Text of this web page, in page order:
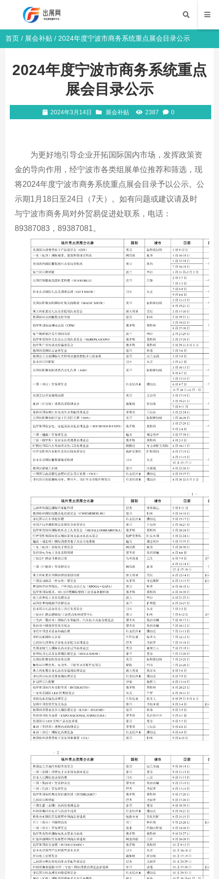
首页 / 展会补贴 / 2024年度宁波市商务系统重点展会目录公示
2024年度宁波市商务系统重点
展会目录公示
2024年3月14日 展会补贴 2387 0
为更好地引导企业开拓国际国内市场，发挥政策资
金的导向作用，经宁波市各类组展单位推荐和筛选，现
将2024年度宁波市商务系统重点展会目录予以公示。公
示期1月18日至24日（7天）。如有问题或建议请及时
与宁波市商务局对外贸易促进处联系，电话：
89387083，89387081。